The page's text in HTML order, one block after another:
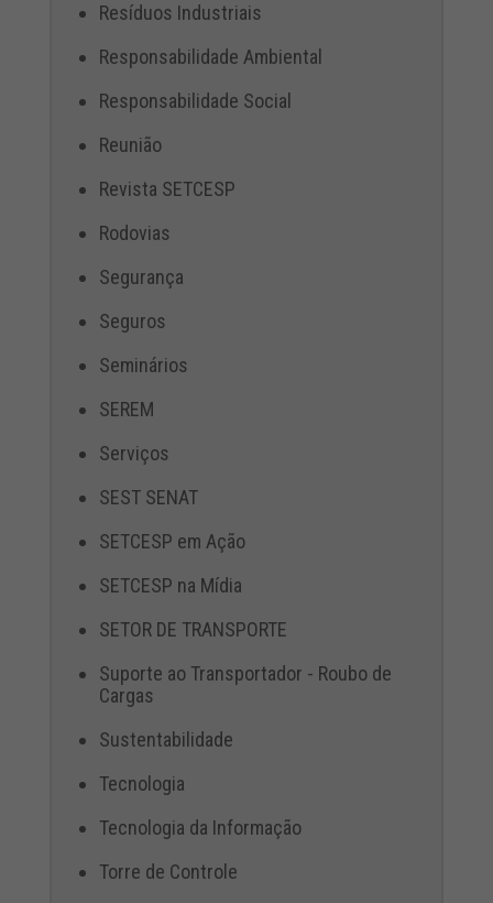
Resíduos Industriais
Responsabilidade Ambiental
Responsabilidade Social
Reunião
Revista SETCESP
Rodovias
Segurança
Seguros
Seminários
SEREM
Serviços
SEST SENAT
SETCESP em Ação
SETCESP na Mídia
SETOR DE TRANSPORTE
Suporte ao Transportador - Roubo de
Cargas
Sustentabilidade
Tecnologia
Tecnologia da Informação
Torre de Controle